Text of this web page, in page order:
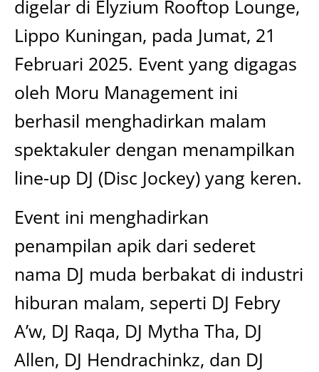
digelar di Elyzium Rooftop Lounge,
Lippo Kuningan, pada Jumat, 21
Februari 2025. Event yang digagas
oleh Moru Management ini
berhasil menghadirkan malam
spektakuler dengan menampilkan
line-up DJ (Disc Jockey) yang keren.
Event ini menghadirkan
penampilan apik dari sederet
nama DJ muda berbakat di industri
hiburan malam, seperti DJ Febry
A’w, DJ Raqa, DJ Mytha Tha, DJ
Allen, DJ Hendrachinkz, dan DJ